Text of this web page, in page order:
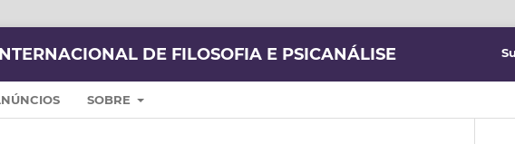
DE FILOSOFIA E PSICANÁLISE
SOBRE